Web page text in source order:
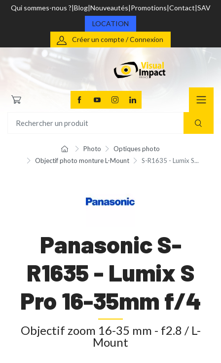
Qui sommes-nous ? Blog Nouveautés Promotions Contact SAV
LOCATION
Créer un compte / Connexion
Photo
Optiques photo
Objectif photo monture L-Mount
S-R1635 - Lumix S...
Panasonic S-
R1635 - Lumix S
Pro 16-35mm f/4
Objectif zoom 16-35 mm - f2.8 / L-
Mount